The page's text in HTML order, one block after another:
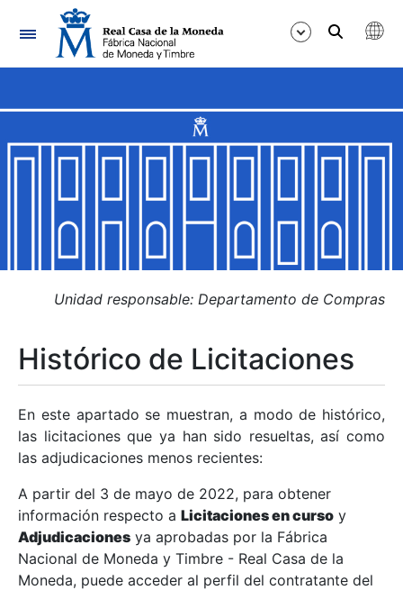
Navegación
Mostrar/Ocultar
Mostrar/Ocultar
Mostrar/Ocultar
Mostrar/Ocultar
Mostrar/Ocultar
Mostrar/Ocultar
Unidad responsable: Departamento de Compras
Histórico de Licitaciones
En este apartado se muestran, a modo de histórico,
las licitaciones que ya han sido resueltas, así como
las adjudicaciones menos recientes:
A partir del 3 de mayo de 2022, para obtener
información respecto a Licitaciones en curso y
Adjudicaciones ya aprobadas por la Fábrica
Nacional de Moneda y Timbre - Real Casa de la
Moneda, puede acceder al perfil del contratante del